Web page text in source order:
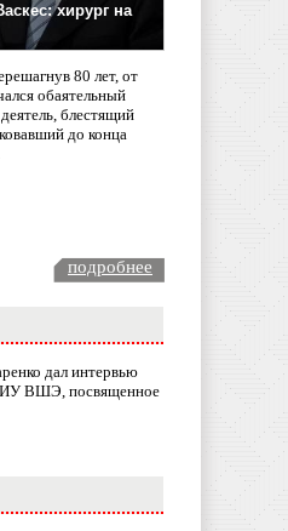
хирург на
80 лет, от
обаятельный
блестящий
до конца
подробнее
дал интервью
ВШЭ, посвященное